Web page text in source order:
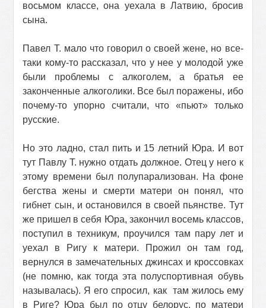
восьмом классе, она уехала в Латвию, бросив
сына.
Павел Т. мало что говорил о своей жене, но все-
таки кому-то рассказал, что у нее у молодой уже
были проблемы с алкоголем, а братья ее
законченные алкоголики. Все был поражены, ибо
почему-то упорно считали, что «пьют» только
русские.
Но это ладно, стал пить и 15 летний Юра. И вот
тут Павлу Т. нужно отдать должное. Отец у него к
этому времени был полупарализован. На фоне
бегства жены и смерти матери он понял, что
гибнет сын, и остановился в своей пьянстве. Тут
же пришел в себя Юра, закончил восемь классов,
поступил в техникум, проучился там пару лет и
уехал в Ригу к матери. Прожил он там год,
вернулся в замечательных джинсах и кроссовках
(не помню, как тогда эта полуспортивная обувь
называлась). Я его спросил, как
там жилось ему
в Риге? Юра был по отцу белорус, по матери